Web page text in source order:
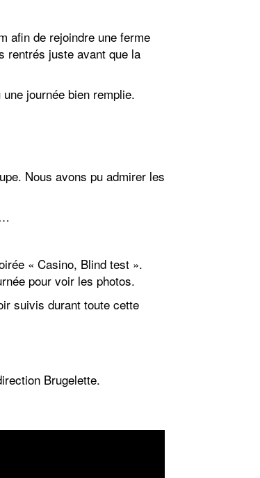
afin de rejoindre une ferme
rentrés juste avant que la
journée bien remplie.
Nous avons pu admirer les
« Casino, Blind test ».
pour voir les photos.
suivis durant toute cette
Brugelette.